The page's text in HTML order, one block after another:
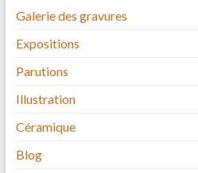
Galerie des gravures
Expositions
Parutions
Illustration
Céramique
Blog